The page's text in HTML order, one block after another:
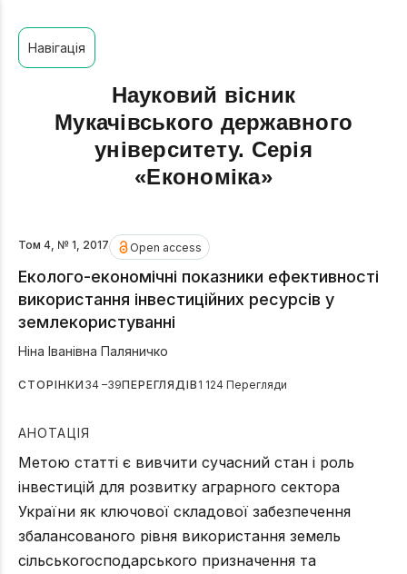
Навігація
Науковий вісник
Мукачівського державного
університету. Серія
«Економіка»
Том 4, № 1, 2017 Open access
Еколого-економічні показники ефективності
використання інвестиційних ресурсів у
землекористуванні
Ніна Іванівна Паляничко
СТОРІНКИ 34 –39ПЕРЕГЛЯДІВ 1 124 Перегляди
АНОТАЦІЯ
Метою статті є вивчити сучасний стан і роль
інвестицій для розвитку аграрного сектора
України як ключової складової забезпечення
збалансованого рівня використання земель
сільськогосподарського призначення та